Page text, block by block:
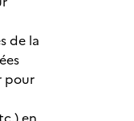
de la
pour